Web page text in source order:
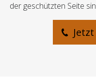
der geschützten Seite